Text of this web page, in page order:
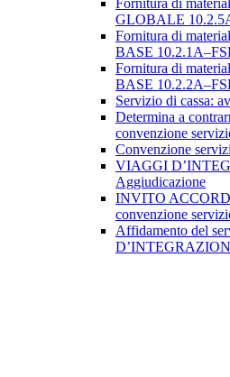
Fornitura di
GLOBALE
Fornitura di
BASE
Fornitura di
BASE
Servizio di cassa:
Determina a
convenzione
Convenzione
VIAGGI
Aggiudicazione
INVITO
convenzione
Affidamento del